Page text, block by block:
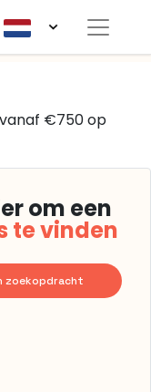
€750 op
om een
te vinden
zoekopdracht